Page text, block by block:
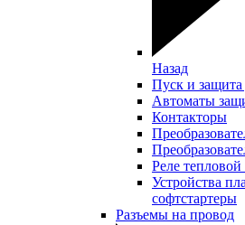
Назад
Пуск и защита
Автоматы
Контакторы
Реле
Устройства
софтстартеры
Разъемы на провод